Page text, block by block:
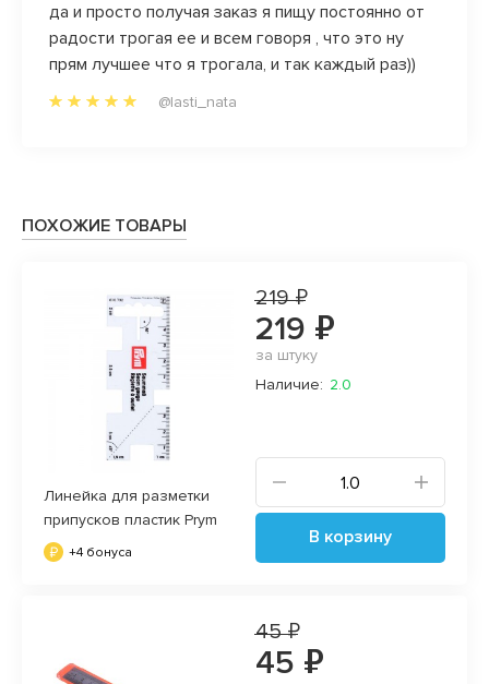
да и просто получая заказ я пищу постоянно от
радости трогая ее и всем говоря , что это ну
прям лучшее что я трогала, и так каждый раз))
@lasti_nata
ПОХОЖИЕ ТОВАРЫ
Линейка для разметки
припусков пластик Prym
+4 бонуса
219 ₽
219 ₽
за штуку
Наличие: 2.0
В корзину
45 ₽
45 ₽